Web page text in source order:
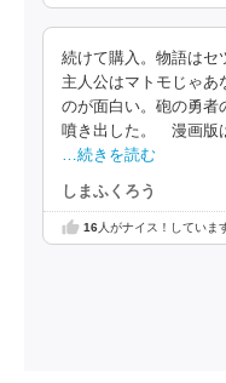
続けて購入。物語はセ
主人公はマトモじゃあ
のが面白い。砲の勇者
噴き出した。 漫画版
…続きを読む
しまふくろう
16人がナイス！していま